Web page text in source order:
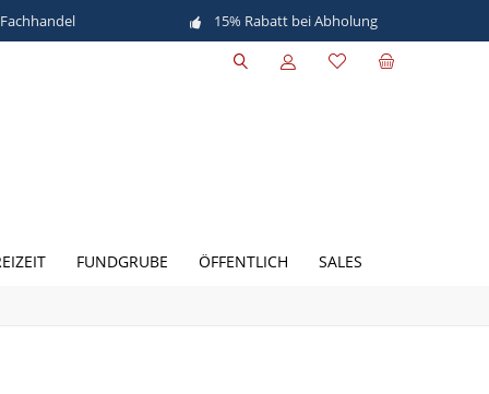
15% Rabatt bei Abholung
FUNDGRUBE ÖFFENTLICH SALES